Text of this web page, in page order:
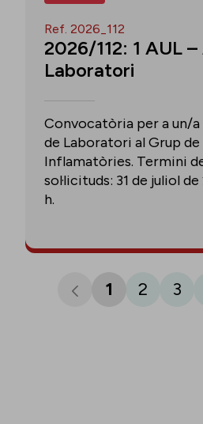
Ref. 2026_112
2026/112: 1 AUL
Laboratori
Convocatòria per a un/a
de Laboratori al Grup
Inflamatòries. Termini
sol·licituds: 31 de juliol
h.
1 2 3